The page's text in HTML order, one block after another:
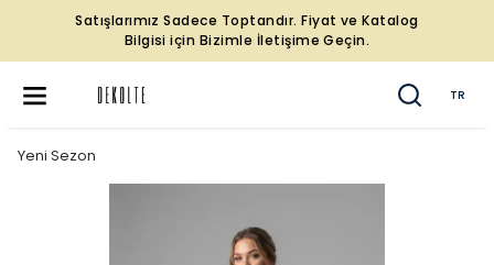
Satışlarımız Sadece Toptandır. Fiyat ve Katalog
Bilgisi için Bizimle İletişime Geçin.
TR
Yeni Sezon